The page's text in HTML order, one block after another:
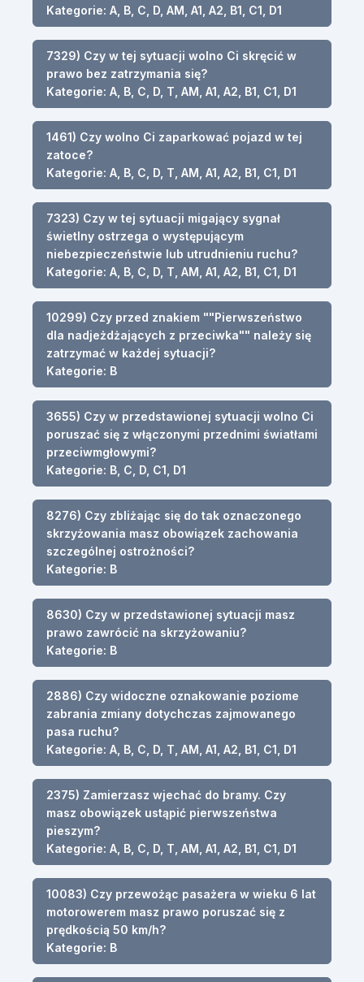
Kategorie: A, B, C, D, AM, A1, A2, B1, C1, D1
7329) Czy w tej sytuacji wolno Ci skręcić w
prawo bez zatrzymania się?
Kategorie: A, B, C, D, T, AM, A1, A2, B1, C1, D1
1461) Czy wolno Ci zaparkować pojazd w tej
zatoce?
Kategorie: A, B, C, D, T, AM, A1, A2, B1, C1, D1
7323) Czy w tej sytuacji migający sygnał
świetlny ostrzega o występującym
niebezpieczeństwie lub utrudnieniu ruchu?
Kategorie: A, B, C, D, T, AM, A1, A2, B1, C1, D1
10299) Czy przed znakiem ""Pierwszeństwo
dla nadjeżdżających z przeciwka"" należy się
zatrzymać w każdej sytuacji?
Kategorie: B
3655) Czy w przedstawionej sytuacji wolno Ci
poruszać się z włączonymi przednimi światłami
przeciwmgłowymi?
Kategorie: B, C, D, C1, D1
8276) Czy zbliżając się do tak oznaczonego
skrzyżowania masz obowiązek zachowania
szczególnej ostrożności?
Kategorie: B
8630) Czy w przedstawionej sytuacji masz
prawo zawrócić na skrzyżowaniu?
Kategorie: B
2886) Czy widoczne oznakowanie poziome
zabrania zmiany dotychczas zajmowanego
pasa ruchu?
Kategorie: A, B, C, D, T, AM, A1, A2, B1, C1, D1
2375) Zamierzasz wjechać do bramy. Czy
masz obowiązek ustąpić pierwszeństwa
pieszym?
Kategorie: A, B, C, D, T, AM, A1, A2, B1, C1, D1
10083) Czy przewożąc pasażera w wieku 6 lat
motorowerem masz prawo poruszać się z
prędkością 50 km/h?
Kategorie: B